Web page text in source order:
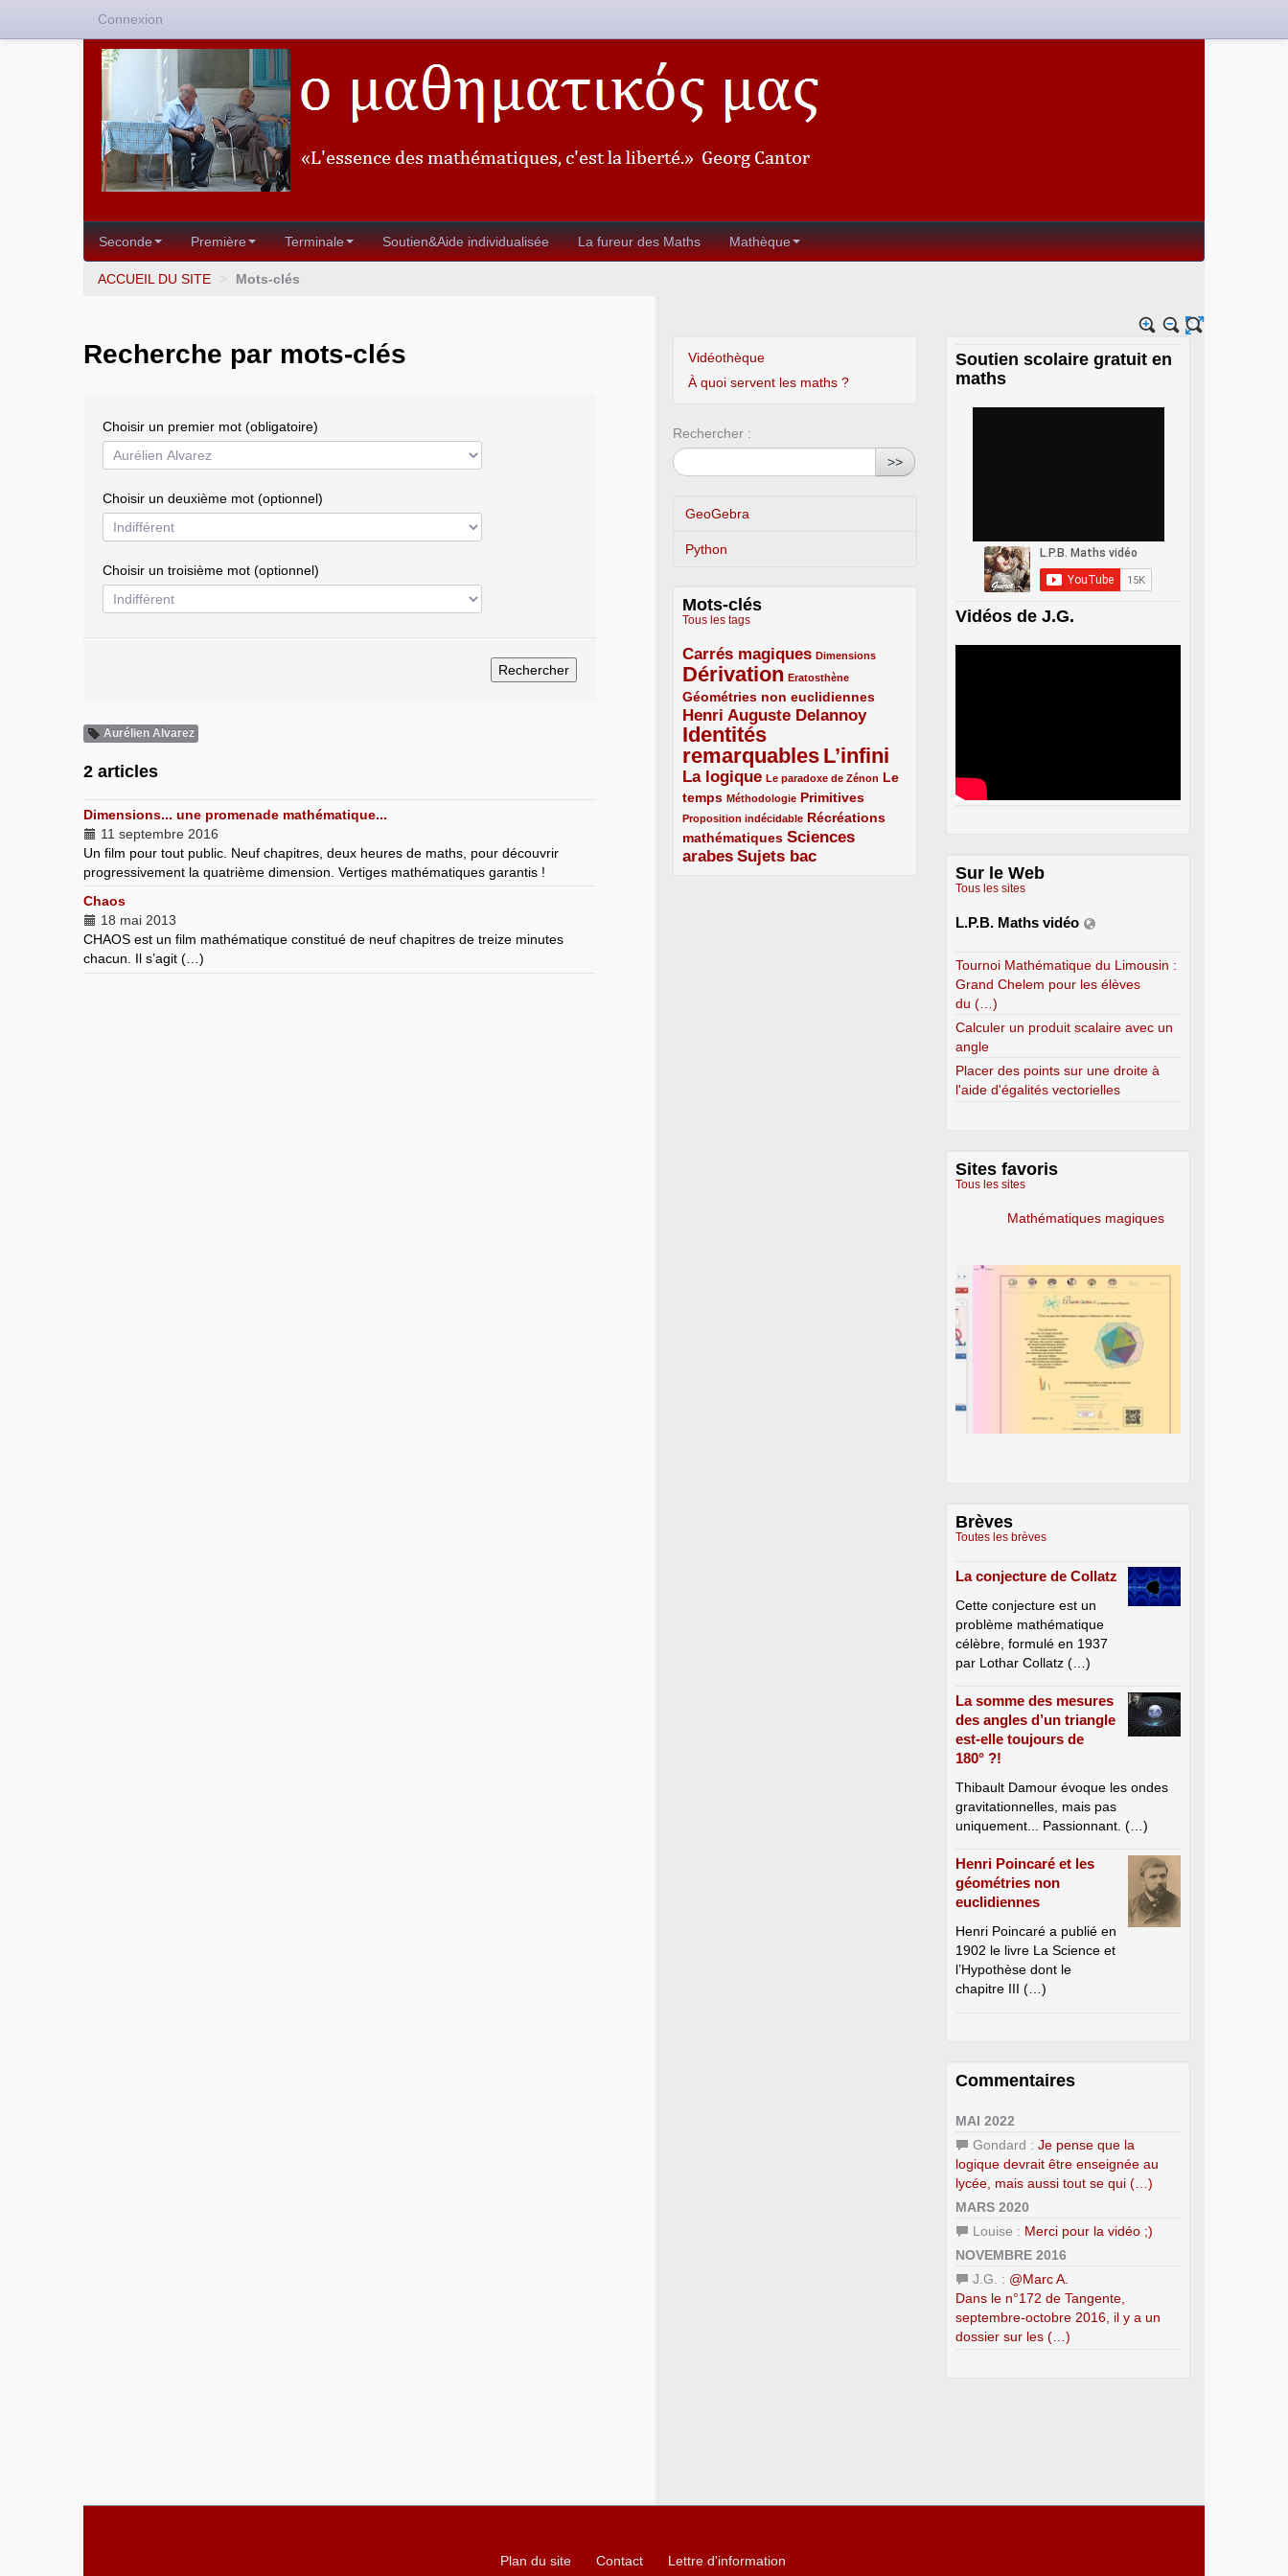
Seconde Première Terminale Soutien&Aide individualisée La fureur des Maths Mathèque
ACCUEIL DU SITE > Mots-clés
Recherche par mots-clés
Choisir un premier mot (obligatoire)
Choisir un deuxième mot (optionnel)
Choisir un troisième mot (optionnel)
Aurélien Alvarez
2 articles
Dimensions... une promenade mathématique...
11 septembre 2016
Un film pour tout public. Neuf chapitres, deux heures de maths, pour découvrir
progressivement la quatrième dimension. Vertiges mathématiques garantis !
Chaos
18 mai 2013
CHAOS est un film mathématique constitué de neuf chapitres de treize minutes
chacun. Il s’agit (…)
Vidéothèque
À quoi servent les maths ?
Rechercher :
>>
GeoGebra
Python
Mots-clés
Tous les tags
Carrés magiques
3/5 Dimensions
1/5
Dérivation
5/5 Eratosthène
1/5
Géométries non euclidiennes
2/5
Henri Auguste Delannoy
3/5
Identités
remarquables
5/5 L’infini
5/5
La logique
3/5 Le paradoxe de Zénon
1/5
Le
temps
2/5 Méthodologie
1/5 Primitives
2/5
Proposition indécidable
1/5
Récréations
mathématiques
2/5
Sciences
arabes
3/5 Sujets bac
3/5
Soutien scolaire gratuit en
maths
Vidéos de J.G.
Sur le Web
Tous les sites
L.P.B. Maths vidéo
Tournoi Mathématique du Limousin :
Grand Chelem pour les élèves
du (…)
Calculer un produit scalaire avec un
angle
Placer des points sur une droite à
l'aide d'égalités vectorielles
Sites favoris
Tous les sites
Mathématiques magiques
Brèves
Toutes les brèves
La conjecture de Collatz
Cette conjecture est un
problème mathématique
célèbre, formulé en 1937
par Lothar Collatz (…)
La somme des mesures
des angles d’un triangle
est-elle toujours de
180° ?!
Thibault Damour évoque les ondes
gravitationnelles, mais pas
uniquement... Passionnant. (…)
Henri Poincaré et les
géométries non
euclidiennes
Henri Poincaré a publié en
1902 le livre La Science et
l’Hypothèse dont le
chapitre III (…)
Commentaires
MAI 2022
Gondard : Je pense que la
logique devrait être enseignée au
lycée, mais aussi tout se qui (…)
MARS 2020
Louise : Merci pour la vidéo ;)
NOVEMBRE 2016
J.G. : @Marc A.
Dans le n°172 de Tangente,
septembre-octobre 2016, il y a un
dossier sur les (…)
Plan du site Contact Lettre d'information
Connexion